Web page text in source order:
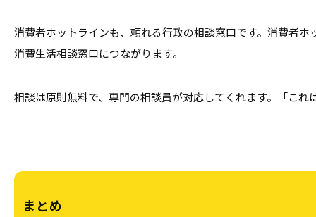
消費者ホットラインも、頼れる行政の相談窓口です。消費者
消費生活相談窓口につながります。
相談は原則無料で、専門の相談員が対応してくれます。「こ
まとめ